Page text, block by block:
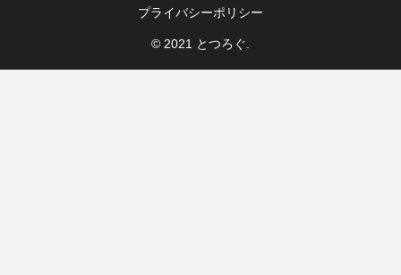
プライバシーポリシー
© 2021 とつろぐ.